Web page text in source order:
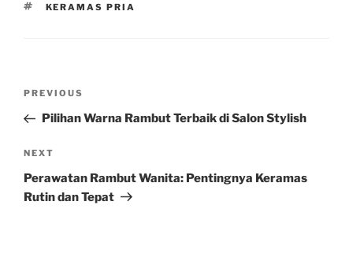
TAGS
KERAMAS PRIA
Previous
Post
PREVIOUS
Pilihan Warna Rambut Terbaik di Salon Stylish
Next
Post
NEXT
Perawatan Rambut Wanita: Pentingnya Keramas
Rutin dan Tepat